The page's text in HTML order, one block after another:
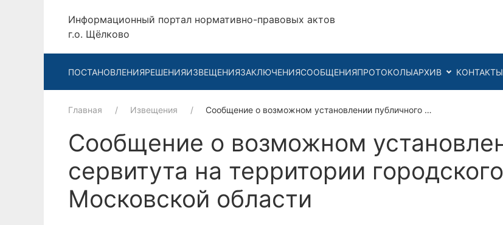
Информационный портал нормативно-правовых актов
г.о. Щёлково
ПОСТАНОВЛЕНИЯРЕШЕНИЯИЗВЕЩЕНИЯЗАКЛЮЧЕНИЯСООБЩЕНИЯПРОТОКОЛЫАРХИВ КОНТАКТЫ
Главная Извещения Сообщение о возможном установлении публичного …
Сообщение о возможном
сервитута на территории
Московской области